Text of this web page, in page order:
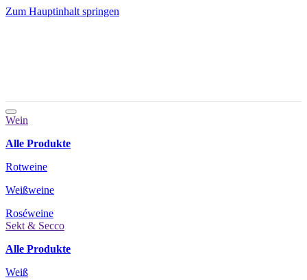
Zum Hauptinhalt springen
Wein
Alle Produkte
Rotweine
Weißweine
Roséweine
Sekt & Secco
Alle Produkte
Weiß